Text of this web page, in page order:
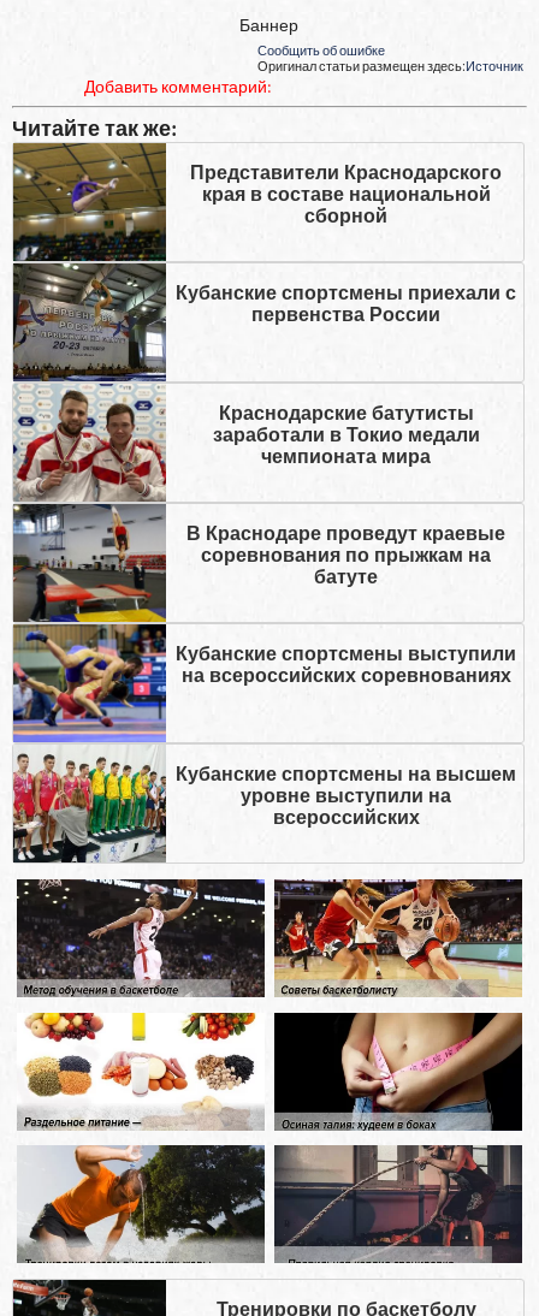
Баннер
Сообщить об ошибке
Оригинал статьи размещен здесь:Источник
Добавить комментарий:
Читайте так же:
Представители Краснодарского
края в составе национальной
сборной
Кубанские спортсмены приехали с
первенства России
Краснодарские батутисты
заработали в Токио медали
чемпионата мира
В Краснодаре проведут краевые
соревнования по прыжкам на
батуте
Кубанские спортсмены выступили
на всероссийских соревнованиях
Кубанские спортсмены на высшем
уровне выступили на
всероссийских
Тренировки по баскетболу